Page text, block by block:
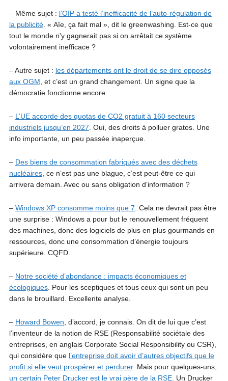
– Même sujet : l’OIP a testé l’inefficacité de l’auto-régulation de
la publicité. « Aïe, ça fait mal », dit le greenwashing. Est-ce que
tout le monde n’y gagnerait pas si on arrêtait ce système
volontairement inefficace ?
– Autre sujet : les départements ont le droit de se dire opposés
aux OGM , et c’est un grand changement. Un signe que la
démocratie fonctionne encore.
– L’UE accorde des quotas de CO2 gratuit à 160 secteurs
industriels jusqu’en 2027 . Oui, des droits à polluer gratos. Une
info importante, un peu passée inaperçue.
– Des biens de consommation fabriqués avec des déchets
nucléaires, ce n’est pas une blague, c’est peut-être ce qui
arrivera demain. Avec ou sans obligation d’information ?
– Windows XP consomme moins que 7 . Cela ne devrait pas être
une surprise : Windows a pour but le renouvellement fréquent
des machines, donc des logiciels de plus en plus gourmands en
ressources, donc une consommation d’énergie toujours
supérieure. CQFD.
– Notre société d’abondance : impacts économiques et
écologiques. Pour les sceptiques et tous ceux qui sont un peu
dans le brouillard. Excellente analyse.
– Howard Bowen , d’accord, je connais. On dit de lui que c’est
l’inventeur de la notion de RSE (Responsabilité sociétale des
entreprises, en anglais Corporate Social Responsibility ou CSR),
qui considère que l’entreprise doit avoir d’autres objectifs que le
profit si elle veut prospérer et perdurer. Mais pour quelques-uns,
un certain Peter Drucker est le vrai père de la RSE. Un Drucker